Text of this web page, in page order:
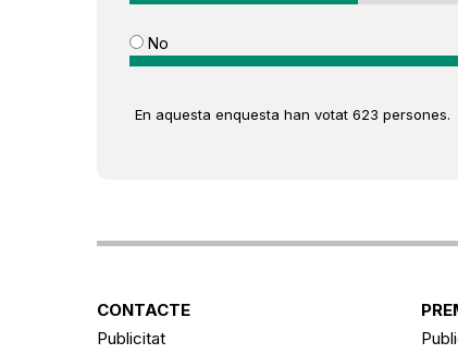
No
En aquesta enquesta han votat 623 persones.
CONTACTE
Publicitat